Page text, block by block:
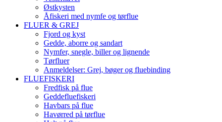
Østkysten
Åfiskeri med nymfe og tørflue
FLUER & GREJ
Fjord og kyst
Gedde, aborre og sandart
Nymfer, snegle, biller og lignende
Tørfluer
Anmeldelser: Grej, bøger og fluebinding
FLUEFISKERI
Fredfisk på flue
Geddefluefiskeri
Havbars på flue
Havørred på tørflue